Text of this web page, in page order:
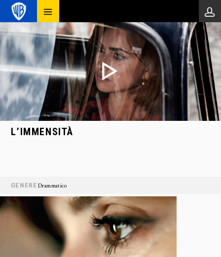
L’IMMENSITÀ
GENERE Drammatico